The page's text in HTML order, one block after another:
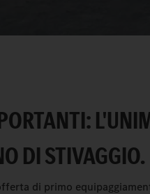
DI STIVAGGIO.
di primo